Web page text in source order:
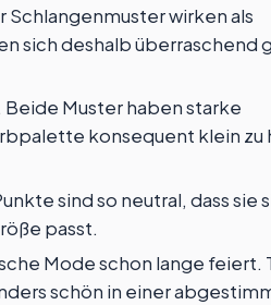
Schlangenmuster wirken als
sich deshalb überraschend
Muster haben starke
konsequent klein zu
sind so neutral, dass sie
passt.
Mode schon lange feiert.
schön in einer